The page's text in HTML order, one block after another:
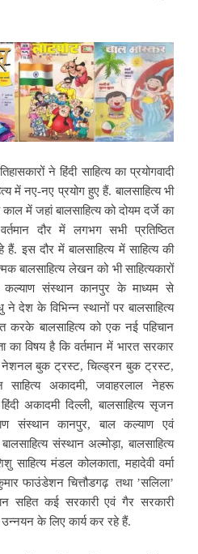
ने हिंदी साहित्य का प्रयोगवादी
में नए-नए प्रयोग हुए हैं. बालसाहित्य भी
में जहां बालसाहित्य को दोयम दर्जे का
दौर में लगभग सभी प्रतिष्ठित
इस दौर में बालसाहित्य में साहित्य की
बालसाहित्य लेखन को भी साहित्यकारों
कल्याण संस्थान कानपुर के माध्यम से
ने देश के विभिन्न स्थानों पर बालसाहित्य
करके बालसाहित्य को एक नई पहिचान
का विषय है कि वर्तमान में भारत सरकार
नेशनल बुक ट्रस्ट, चिल्ड्रन बुक ट्रस्ट,
साहित्य अकादमी, जवाहरलाल नेहरू
अकादमी दिल्ली, बालसाहित्य सृजन
संस्थान कानपुर, बाल कल्याण एवं
संस्थान अल्मोड़ा, बालसाहित्य
मंडल कोलकाता, महादेवी वर्मा
फाउंडेशन चित्तौडगढ़ तथा ’सलिला’
सहित कई सरकारी एवं गैर सरकारी
के लिए कार्य कर रहे हैं.